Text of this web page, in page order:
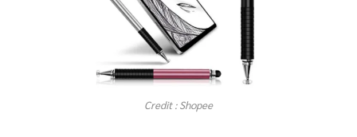
Credit : Shopee